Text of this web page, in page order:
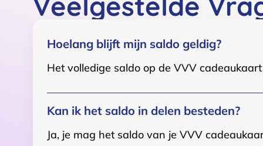
Hoelang blijft mijn saldo geldig?
Het volledige saldo op de VVV
Kan ik het saldo in delen besteden?
Ja, je mag het saldo van je VVV